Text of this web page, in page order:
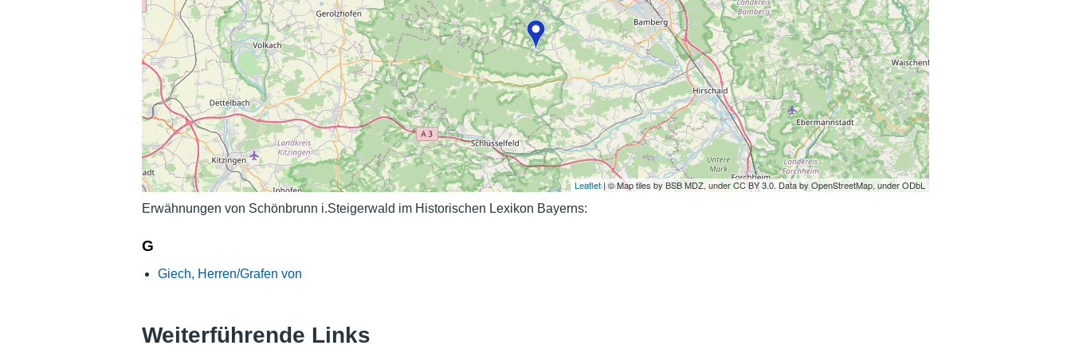
Nutzungshinweise
Leaflet| © Map tiles by BSB MDZ, under CC BY 3.0. Data by OpenStreetMap, under ODbL
Erwähnungen von Schönbrunn i.Steigerwald im Historischen Lexikon Bayerns:
G
Giech, Herren/Grafen von
Weiterführende Links